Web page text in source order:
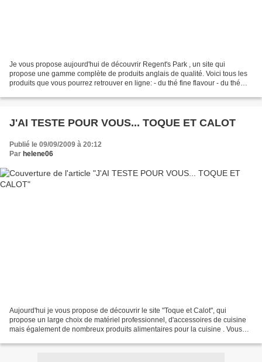
Je vous propose aujourd'hui de découvrir Regent's Park , un site qui
propose une gamme complète de produits anglais de qualité. Voici tous les
produits que vous pourrez retrouver en ligne: - du thé fine flavour - du thé
J'AI TESTE POUR VOUS... TOQUE ET CALOT
Publié le 09/09/2009 à 20:12
Par helene06
Aujourd'hui je vous propose de découvrir le site "Toque et Calot", qui
propose un large choix de matériel professionnel, d'accessoires de cuisine
mais également de nombreux produits alimentaires pour la cuisine . Vous